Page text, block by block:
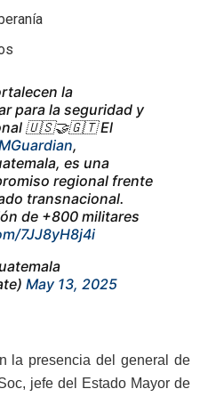
la
para la seguridad y
🇺🇸🤝🇬🇹 El
,
es una
regional frente
transnacional.
de +800 militares
7JJ8yH8j4i
May 13, 2025
la presencia del general de
jefe del Estado Mayor de